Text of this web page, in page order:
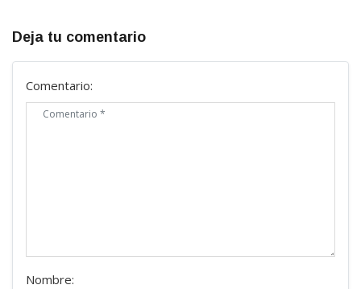
Deja tu comentario
Comentario:
Nombre: